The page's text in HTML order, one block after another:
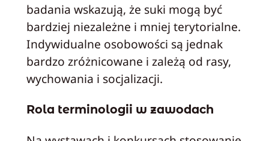
badania wskazują, że suki mogą być
bardziej niezależne i mniej terytorialne.
Indywidualne osobowości są jednak
bardzo zróżnicowane i zależą od rasy,
wychowania i socjalizacji.
Rola terminologii w zawodach